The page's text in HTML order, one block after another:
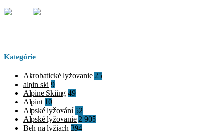
Kategórie
Akrobatické lyžovanie 25
alpin ski 9
Alpine Skiing 49
Alpint 10
Alpské lyžování 52
Alpské lyžovanie 2 905
Beh na lyžiach 394